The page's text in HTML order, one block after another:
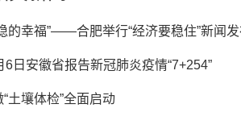
的幸福”——合肥举行“经济要稳住”新闻
6日安徽省报告新冠肺炎疫情“7+254”
“土壤体检”全面启动